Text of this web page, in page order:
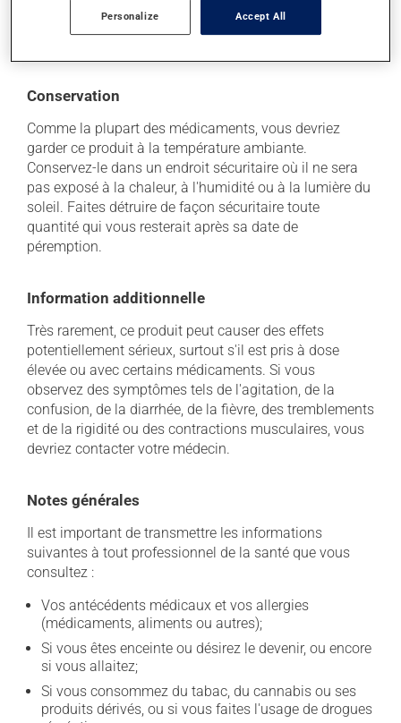
professionnel(le) de la santé. Il ou elle peut vous aider
à déterminer si votre traitement en est effectivement la
Conservation
Comme la plupart des médicaments, vous devriez
garder ce produit à la température ambiante.
Conservez-le dans un endroit sécuritaire où il ne sera
pas exposé à la chaleur, à l'humidité ou à la lumière du
soleil. Faites détruire de façon sécuritaire toute
quantité qui vous resterait après sa date de
péremption.
Information additionnelle
Très rarement, ce produit peut causer des effets
potentiellement sérieux, surtout s'il est pris à dose
élevée ou avec certains médicaments. Si vous
observez des symptômes tels de l'agitation, de la
confusion, de la diarrhée, de la fièvre, des tremblements
et de la rigidité ou des contractions musculaires, vous
devriez contacter votre médecin.
Notes générales
Il est important de transmettre les informations
suivantes à tout professionnel de la santé que vous
consultez :
Vos antécédents médicaux et vos allergies
(médicaments, aliments ou autres);
Si vous êtes enceinte ou désirez le devenir, ou encore
si vous allaitez;
Si vous consommez du tabac, du cannabis ou ses
produits dérivés, ou si vous faites l'usage de drogues
Personalize Accept All